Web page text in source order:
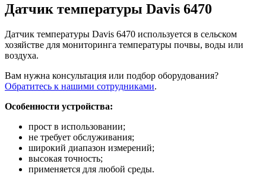
Датчик температуры Davis 6470
Датчик температуры Davis 6470 используется в сельском
хозяйстве для мониторинга температуры почвы, воды или
воздуха.
Вам нужна консультация или подбор оборудования?
Обратитесь к нашими сотрудниками.
Особенности устройства:
прост в использовании;
не требует обслуживания;
широкий диапазон измерений;
высокая точность;
применяется для любой среды.